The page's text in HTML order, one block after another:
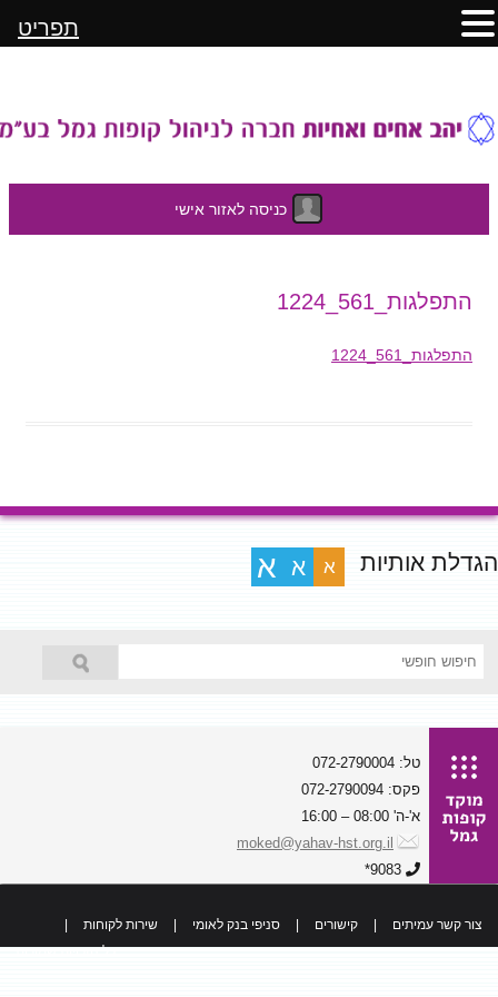
כניסה לאזור אישי
התפלגות_561_1224
התפלגות_561_1224
הגדלת אותיות א א א
טל: 072-2790004
פקס: 072-2790094
א'-ה' 08:00 – 16:00
moked@yahav-hst.org.il
9083*
צור קשר עמיתים קישורים סניפי בנק לאומי שירות לקוחות
כל הזכויות שמורות
תפריט